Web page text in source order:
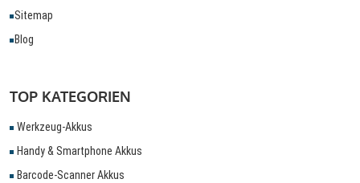
Sitemap
Blog
TOP KATEGORIEN
Werkzeug-Akkus
Handy & Smartphone Akkus
Barcode-Scanner Akkus